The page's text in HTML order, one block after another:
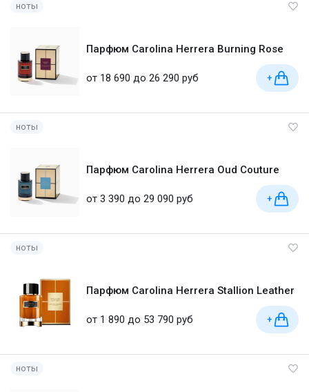
ноты
Парфюм Carolina Herrera Burning Rose
от 18 690 до 26 290 руб +
ноты
Парфюм Carolina Herrera Oud Couture
от 3 390 до 29 090 руб +
ноты
Парфюм Carolina Herrera Stallion Leather
от 1 890 до 53 790 руб +
ноты